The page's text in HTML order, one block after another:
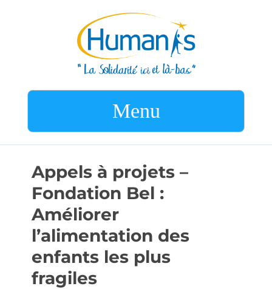
Menu
Appels à projets –
Fondation Bel :
Améliorer
l’alimentation des
enfants les plus
fragiles